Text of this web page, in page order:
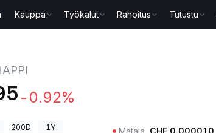
Kauppa Työkalut Rahoitus Tutustu
-0.92%
200D 1Y Matala CHF 0.000010